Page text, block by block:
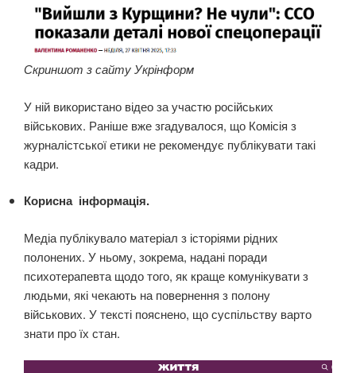
Скриншот з сайту Укрінформ
У ній використано відео за участю російських
військових. Раніше вже згадувалося, що Комісія з
журналістської етики не рекомендує публікувати такі
кадри.
Корисна інформація.
Медіа публікувало матеріал з історіями рідних
полонених. У ньому, зокрема, надані поради
психотерапевта щодо того, як краще комунікувати з
людьми, які чекають на повернення з полону
військових. У тексті пояснено, що суспільству варто
знати про їх стан.